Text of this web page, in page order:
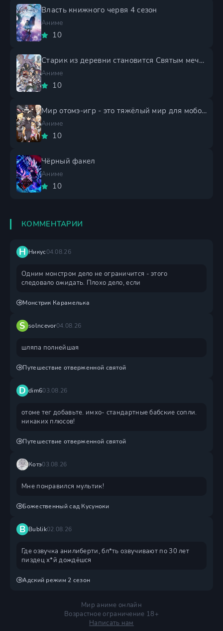
Власть книжного червя 4 сезон
Аниме
10
Старик из деревни становится Святым мечом 2 сезон
Аниме
10
Мир отомэ-игр - это тяжёлый мир для мобов 2 сезон
Аниме
10
Чёрный факел
Аниме
10
КОММЕНТАРИИ
Н Никус04.08.26
Одним монстром дело не ограничится - этого
следовало ожидать. Плохо дело, если
Монстрик Карамелька
S solncevor04.08.26
шляпа полнейшая
Путешествие отверженной святой
D dim603.08.26
отоме тег добавьте. имхо- стандартные бабские сопли.
никаких плюсов!
Путешествие отверженной святой
Котэ03.08.26
Мне понравился мультик!
Божественный сад Кусуноки
B Bublik02.08.26
Где озвучка анилиберти, бл*ть озвучивают по 30 лет
пиздец х*й дождëшся
Адский режим 2 сезон
Мир аниме онлайн
Возрастное ограничение 18+
Написать нам